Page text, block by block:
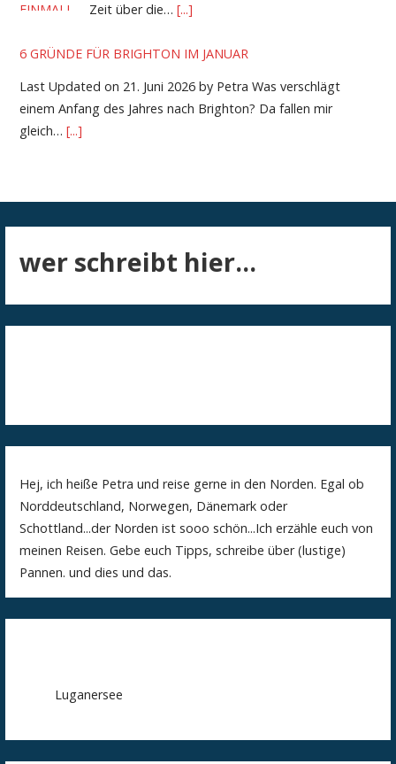
Zeit über die… [...]
6 GRÜNDE FÜR BRIGHTON IM JANUAR
Last Updated on 21. Juni 2026 by Petra Was verschlägt
einem Anfang des Jahres nach Brighton? Da fallen mir
gleich…[...]
wer schreibt hier...
Hej, ich heiße Petra und reise gerne in den Norden. Egal ob
Norddeutschland, Norwegen, Dänemark oder
Schottland...der Norden ist sooo schön...Ich erzähle euch von
meinen Reisen. Gebe euch Tipps, schreibe über (lustige)
Pannen. und dies und das.
Luganersee